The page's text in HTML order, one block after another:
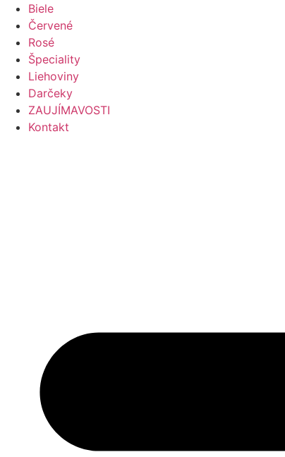
Preskočiť
obsah
Biele
Červené
Rosé
Špeciality
Liehoviny
Darčeky
ZAUJÍMAVOSTI
Kontakt